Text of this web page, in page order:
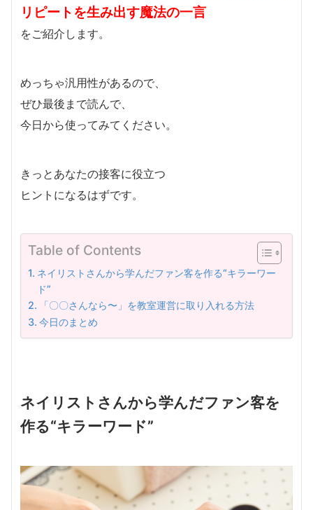
リピートを生み出す魔法の一言
をご紹介します。
めっちゃ汎用性があるので、
ぜひ最後まで読んで、
今日から使ってみてください。
きっとあなたの接客に役立つ
ヒントになるはずです。
Table of Contents
ネイリストさんから学んだファン客を作る“キラーワー
ド”
「〇〇さんなら〜」を教室運営に取り入れる方法
今日のまとめ
ネイリストさんから学んだファン客を
作る“キラーワード”